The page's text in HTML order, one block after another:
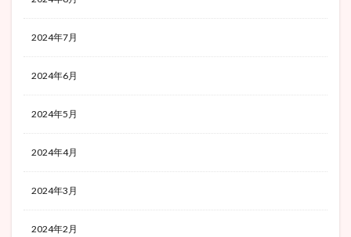
2024年7月
2024年6月
2024年5月
2024年4月
2024年3月
2024年2月